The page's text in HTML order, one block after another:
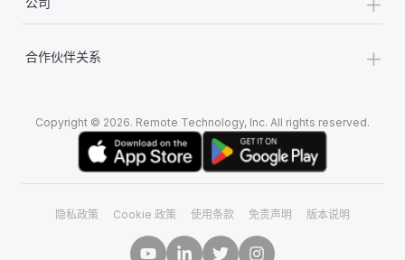
合作伙伴关系 +
Copyright © 2026. Remote Technology, Inc. All rights reserved.
隐私政策 Cookie 政策 使用条款 免责声明 版本说明